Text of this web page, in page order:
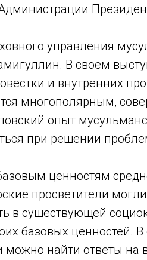
управления
В своём
и внутренних
многополярным,
опыт
при решении
ценностям
просветители
в существующей
базовых ценностей.
найти ответы на